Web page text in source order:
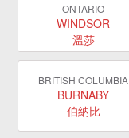
ONTARIO
WINDSOR
溫莎
BRITISH COLUMBIA
BURNABY
伯納比